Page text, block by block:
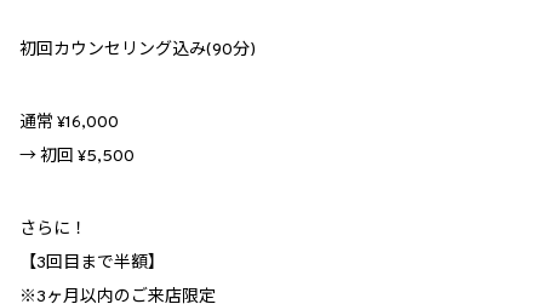
初回カウンセリング込み(90分)
通常 ¥16,000
→初回 ¥5,500
さらに！
【3回目まで半額】
※3ヶ月以内のご来店限定